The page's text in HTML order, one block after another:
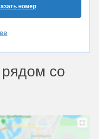
номер
со